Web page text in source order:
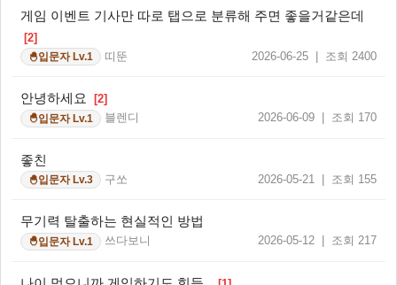
게임 이벤트 기사만 따로 탭으로 분류해 주면 좋을거같은데
[2]
🐣입문자 Lv.1 띠뚠 2026-06-25 | 조회 2400
안녕하세요 [2]
🐣입문자 Lv.1 블렌디 2026-06-09 | 조회 170
좋친
🐣입문자 Lv.3 구쏘 2026-05-21 | 조회 155
무기력 탈출하는 현실적인 방법
🐣입문자 Lv.1 쓰다보니 2026-05-12 | 조회 217